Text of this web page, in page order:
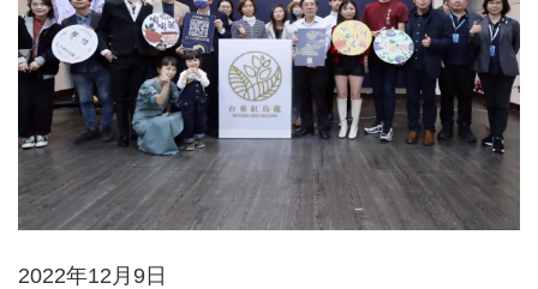
2022年12月9日